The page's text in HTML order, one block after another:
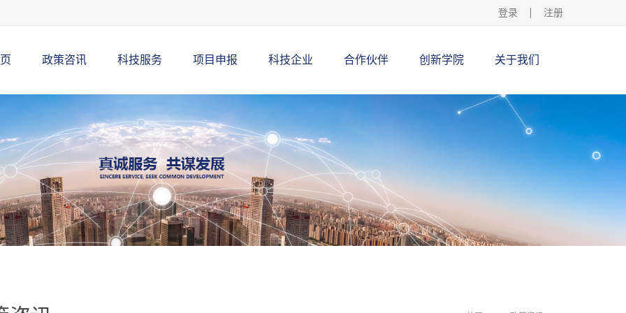
登录 注册
政策咨讯 科技服务 项目申报 科技企业 合作伙伴 创新学院 关于我们